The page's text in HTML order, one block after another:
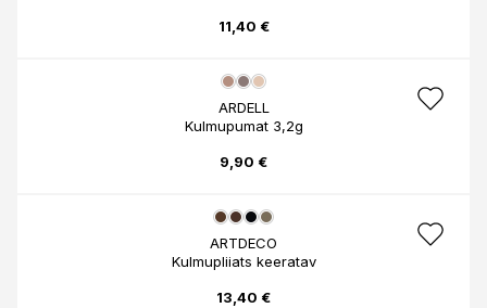
11,40 €
ARDELL
Kulmupumat 3,2g
9,90 €
ARTDECO
Kulmupliiats keeratav
13,40 €